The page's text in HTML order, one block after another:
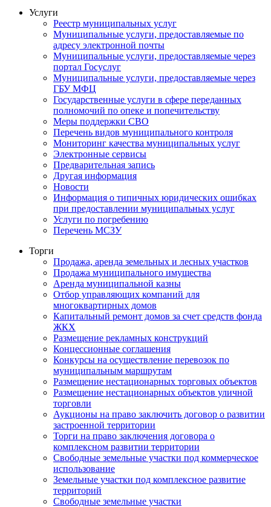
Услуги
Реестр муниципальных услуг
Муниципальные услуги, предоставляемые по
адресу электронной почты
Муниципальные услуги, предоставляемые через
портал Госуслуг
Муниципальные услуги, предоставляемые через
ГБУ МФЦ
Государственные услуги в сфере переданных
полномочий по опеке и попечительству
Меры поддержки СВО
Перечень видов муниципального контроля
Мониторинг качества муниципальных услуг
Электронные сервисы
Предварительная запись
Другая информация
Новости
Информация о типичных юридических ошибках
при предоставлении муниципальных услуг
Услуги по погребению
Перечень МСЗУ
Торги
Продажа, аренда земельных и лесных участков
Продажа муниципального имущества
Аренда муниципальной казны
Отбор управляющих компаний для
многоквартирных домов
Капитальный ремонт домов за счет средств фонда
ЖКХ
Размещение рекламных конструкций
Концессионные соглашения
Конкурсы на осуществление перевозок по
муниципальным маршрутам
Размещение нестационарных торговых объектов
Размещение нестационарных объектов уличной
торговли
Аукционы на право заключить договор о развитии
застроенной территории
Торги на право заключения договора о
комплексном развитии территории
Свободные земельные участки под коммерческое
использование
Земельные участки под комплексное развитие
территорий
Свободные земельные участки